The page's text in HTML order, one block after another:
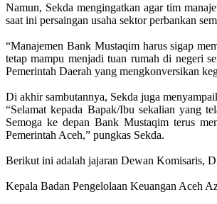
Namun, Sekda mengingatkan agar tim
saat ini persaingan usaha sektor perbankan
“Manajemen Bank Mustaqim harus sigap
tetap mampu menjadi tuan rumah di negeri
Pemerintah Daerah yang mengkonversikan
Di akhir sambutannya, Sekda juga
“Selamat kepada Bapak/Ibu sekalian yang
Semoga ke depan Bank Mustaqim terus
Pemerintah Aceh,” pungkas Sekda.
Berikut ini adalah jajaran Dewan Komisaris,
Kepala Badan Pengelolaan Keuangan Aceh